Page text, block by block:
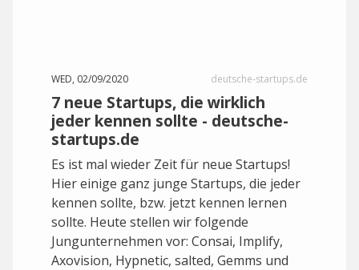
WED, 02/09/2020 deutsche-startups.de
7 neue Startups, die wirklich
jeder kennen sollte - deutsche-
startups.de
Es ist mal wieder Zeit für neue Startups!
Hier einige ganz junge Startups, die jeder
kennen sollte, bzw. jetzt kennen lernen
sollte. Heute stellen wir folgende
Jungunternehmen vor: Consai, Implify,
Axovision, Hypnetic, salted, Gemms und